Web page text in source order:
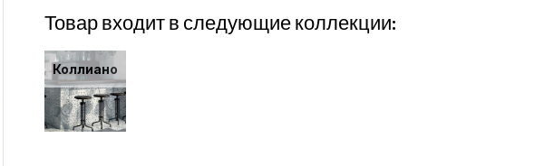
Товар входит в следующие коллекции:
Коллиано